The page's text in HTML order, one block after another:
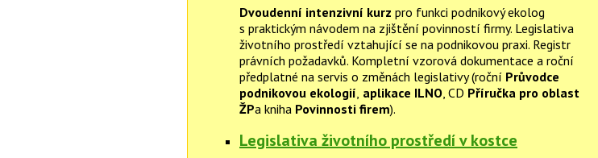
Dvoudenní intenzivní kurz pro funkci podnikový ekolog
s praktickým návodem na zjištění povinností firmy. Legislativa
životního prostředí vztahující se na podnikovou praxi. Registr
právních požadavků. Kompletní vzorová dokumentace a roční
předplatné na servis o změnách legislativy (roční Průvodce
podnikovou ekologií aplikace ILNO , CD Příručka pro oblast
ŽPa kniha Povinnosti firem).
Legislativa životního prostředí v kostce